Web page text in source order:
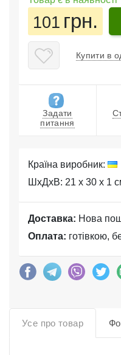
101 грн.
Купити в
Задати
питання
Країна виробник:
ШхДхВ: 21 x 30 x 1
Доставка: Нова
Оплата: готівкою,
Усе про товар